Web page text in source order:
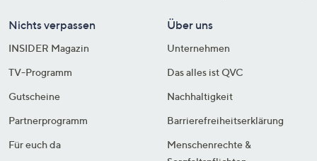
Nichts verpassen
INSIDER Magazin
TV-Programm
Gutscheine
Partnerprogramm
Für euch da
Über uns
Unternehmen
Das alles ist QVC
Nachhaltigkeit
Barrierefreiheitserklärung
Menschenrechte &